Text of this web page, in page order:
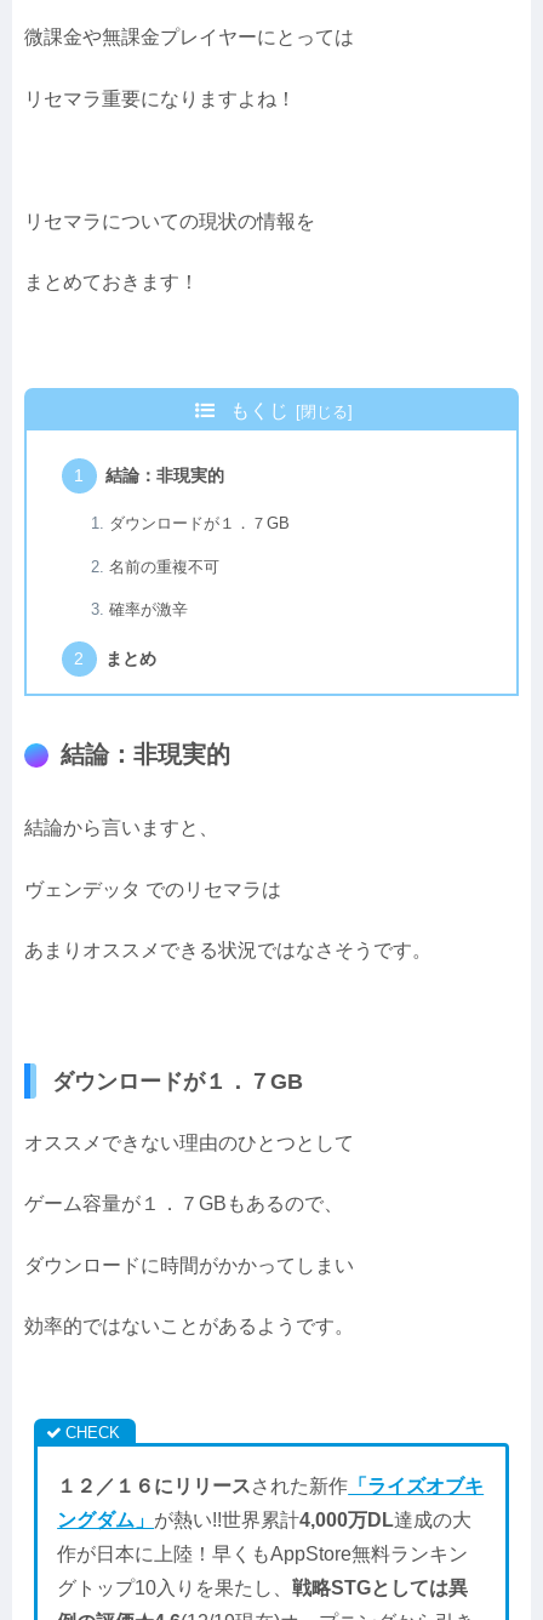
微課金や無課金プレイヤーにとっては
リセマラ重要になりますよね！
リセマラについての現状の情報を
まとめておきます！
もくじ
結論：非現実的
ダウンロードが１．７GB
名前の重複不可
確率が激辛
まとめ
結論：非現実的
結論から言いますと、
ヴェンデッタ でのリセマラは
あまりオススメできる状況ではなさそうです。
ダウンロードが１．７GB
オススメできない理由のひとつとして
ゲーム容量が１．７GBもあるので、
ダウンロードに時間がかかってしまい
効率的ではないことがあるようです。
１２／１６にリリースされた新作 「ライズオブキ
ングダム」 が熱い!!世界累計4,000万DL達成の大
作が日本に上陸！早くもAppStore無料ランキン
グトップ10入りを果たし、戦略STGとしては異